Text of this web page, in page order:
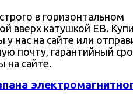
в горизонтальном
вверх катушкой EB.
у нас на сайте или
почту, гарантийный
на сайте.